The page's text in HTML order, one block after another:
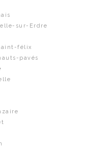
sur-Erdre
félix
pavés